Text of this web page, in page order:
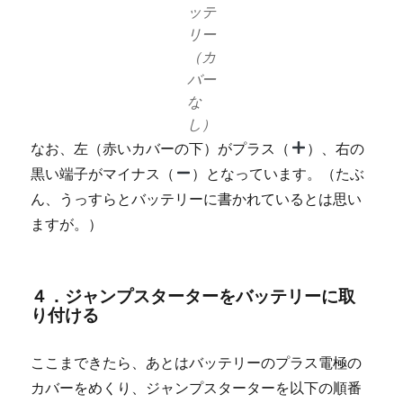
ッテ
リー
（カ
バー
な
し）
なお、左（赤いカバーの下）がプラス（
）、右の
黒い端子がマイナス（
）となっています。（たぶ
ん、うっすらとバッテリーに書かれているとは思い
ますが。）
４．ジャンプスターターをバッテリーに取
り付ける
ここまできたら、あとはバッテリーのプラス電極の
カバーをめくり、ジャンプスターターを以下の順番